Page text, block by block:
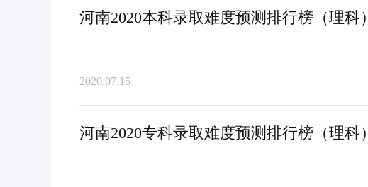
河南2020本科录取难度预测排行榜（理科）
2020.07.15
河南2020专科录取难度预测排行榜（理科）